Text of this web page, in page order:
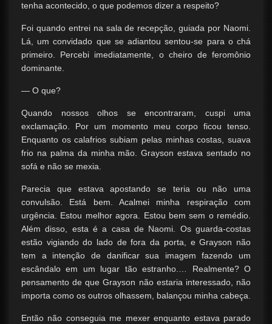
tenha acontecido, o que podemos dizer a respeito?
Foi quando entrei na sala de recepção, guiada por Naomi.
Lá, um convidado que se adiantou sentou-se para o chá
primeiro. Percebi imediatamente, o cheiro de feromônio
dominante.
— O que?
Quando nossos olhos se encontraram, cuspi uma
exclamação. Por um momento meu corpo ficou tenso.
Enquanto os calafrios subiam pelas minhas costas, suava
frio na palma da minha mão. Grayson estava sentado no
sofá e não se mexia.
Parecia que estava apostando se teria ou não uma
convulsão. Está bem. Acalmei minha respiração com
urgência. Estou melhor agora. Estou bem sem o remédio.
Além disso, esta é a casa de Naomi. Os guarda-costas
estão vigiando do lado de fora da porta, e Grayson não
tem a intenção de danificar sua imagem fazendo um
escândalo em um lugar tão estranho.… Realmente? O
pensamento de que Grayson não estaria interessado, não
importa como os outros olhassem, balançou minha cabeça.
Então não conseguia me mexer enquanto estava parado